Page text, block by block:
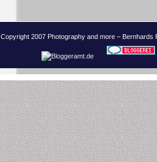
Copyright 2007 Photography and more –